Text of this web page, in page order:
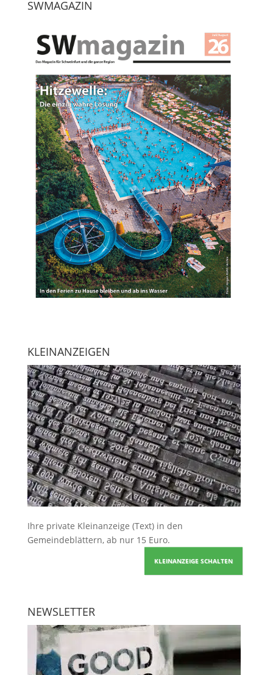
SWMAGAZIN
KLEINANZEIGEN
Ihre private Kleinanzeige (Text) in den
Gemeindeblättern, ab nur 15 Euro.
KLEINANZEIGE SCHALTEN
NEWSLETTER